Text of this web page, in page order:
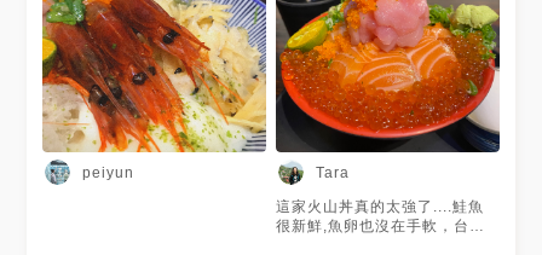
peiyun Tara
這家火山丼真的太強了....鮭魚
很新鮮,魚卵也沒在手軟，台北